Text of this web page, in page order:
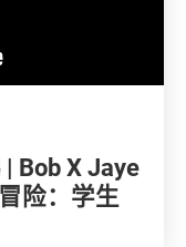
| Bob X Jaye
险：学生